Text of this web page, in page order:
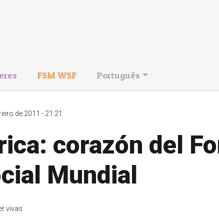
FSM WSF Português
de 2011 - 21:21
corazón del
Mundial
vivas